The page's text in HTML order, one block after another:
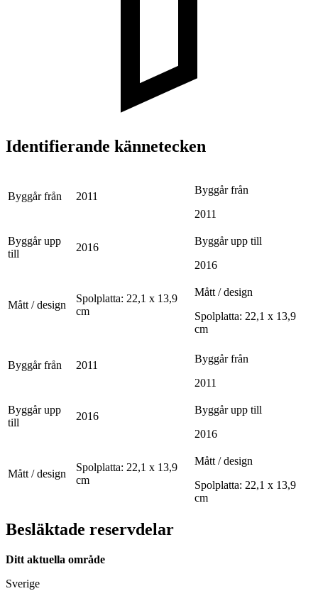
Identifierande kännetecken
Byggår från 2011
Byggår från
2011
Byggår upp
till
2016
Byggår upp till
2016
Mått / design
Spolplatta: 22,1 x 13,9
cm
Mått / design
Spolplatta: 22,1 x 13,9
cm
Byggår från 2011
Byggår från
2011
Byggår upp
till
2016
Byggår upp till
2016
Mått / design
Spolplatta: 22,1 x 13,9
cm
Mått / design
Spolplatta: 22,1 x 13,9
cm
Besläktade reservdelar
Ditt aktuella område
Sverige